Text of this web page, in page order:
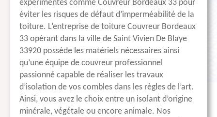
expérimentés comme Couvreur Bordeaux 33 pour
éviter les risques de défaut d’imperméabilité de la
toiture. L’entreprise de toiture Couvreur Bordeaux
33 opérant dans la ville de Saint Vivien De Blaye
33920 possède les matériels nécessaires ainsi
qu’une équipe de couvreur professionnel
passionné capable de réaliser les travaux
d’isolation de vos combles dans les règles de l’art.
Ainsi, vous avez le choix entre un isolant d’origine
minérale, végétale ou encore animale. Nos